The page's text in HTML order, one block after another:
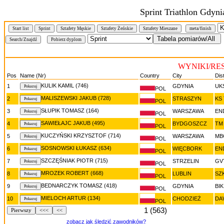
Sprint Triathlon
Start list Sprint Sztafety Męskie Sztafety Żeńskie Sztafety Mieszane meta/finish
WYNIKI/
Pos Name (Nr) Country City
1
KULIK KAMIL (746) POL GDYNIA
2 MALISZEWSKI JAKUB (728) POL STRASZYN KS
3 SŁUPIK TOMASZ (164) POL WARSZAWA
4 SAWIEŁAJC JAKUB (495) POL BYDGOSZCZ TM
5 KUCZYŃSKI KRZYSZTOF (714) POL WARSZAWA
6 SOSNOWSKI ŁUKASZ (634) POL WIĘCBORK
7 SZCZĘŚNIAK PIOTR (715) POL STRZELIN
8 MROZEK ROBERT (668) POL LUBLIN
9 BEDNARCZYK TOMASZ (418) POL GDYNIA
10 MIELOCH ARTUR (134) POL CHODZIEŻ
Pierwszy <<< << 1 (563)
zobacz jak śledzić zawodników?